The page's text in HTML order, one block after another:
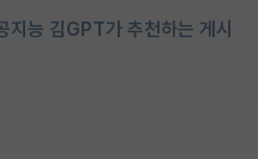
지능 김GPT가 추천하는 게시